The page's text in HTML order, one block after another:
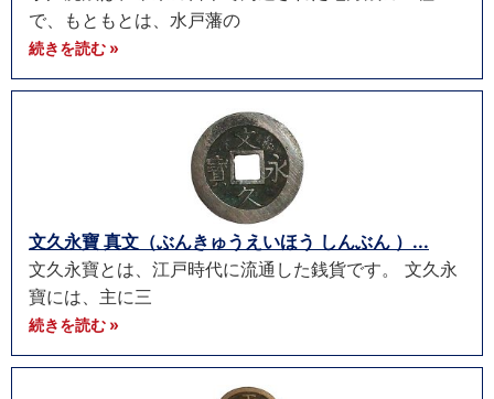
で、もともとは、水戸藩の
続きを読む »
文久永寶 真文（ぶんきゅうえいほう しんぶん ）...
文久永寶とは、江戸時代に流通した銭貨です。 文久永
寶には、主に三
続きを読む »